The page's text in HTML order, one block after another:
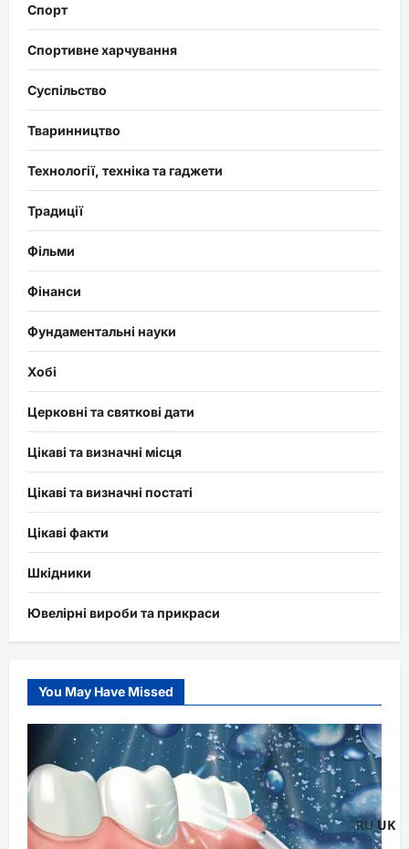
Спорт
Спортивне харчування
Суспільство
Тваринництво
Технології, техніка та гаджети
Традиції
Фільми
Фінанси
Фундаментальні науки
Хобі
Церковні та святкові дати
Цікаві та визначні місця
Цікаві та визначні постаті
Цікаві факти
Шкідники
Ювелірні вироби та прикраси
You May Have Missed
RU UK